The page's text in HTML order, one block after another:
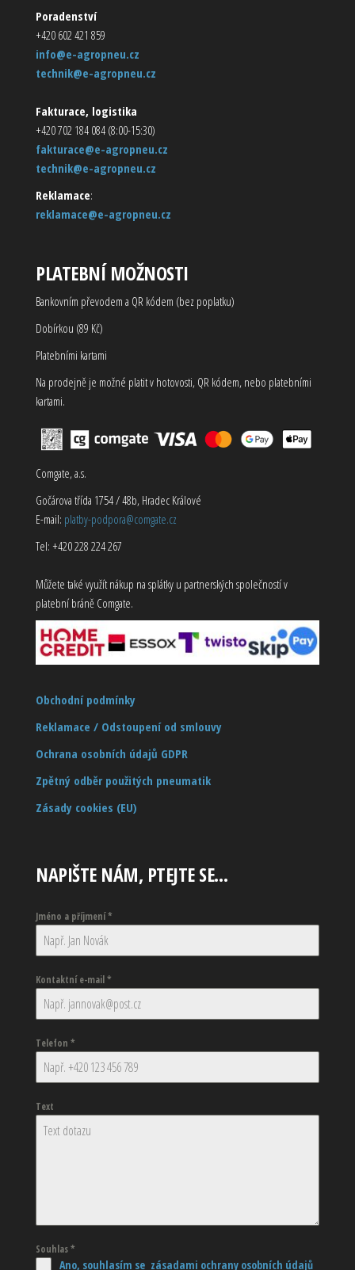
Poradenství
+420 602 421 859
info@e-agropneu.cz
technik@e-agropneu.cz
Fakturace, logistika
+420 702 184 084 (8:00-15:30)
fakturace@e-agropneu.cz
technik@e-agropneu.cz
Reklamace:
reklamace@e-agropneu.cz
PLATEBNÍ MOŽNOSTI
Bankovním převodem a QR kódem (bez poplatku)
Dobírkou (89 Kč)
Platebními kartami
Na prodejně je možné platit v hotovosti, QR kódem, nebo platebními
kartami.
Comgate, a.s.
Gočárova třída 1754 / 48b, Hradec Králové
E-mail: platby-podpora@comgate.cz
Tel: +420 228 224 267
Můžete také využít nákup na splátky u partnerských společností v
platební bráně Comgate.
Obchodní podmínky
Reklamace / Odstoupení od smlouvy
Ochrana osobních údajů GDPR
Zpětný odběr použitých pneumatik
Zásady cookies (EU)
NAPIŠTE NÁM, PTEJTE SE…
Jméno a příjmení*
Kontaktní e-mail*
Telefon *
Text
Souhlas*
Ano, souhlasím se zásadami ochrany osobních údajů